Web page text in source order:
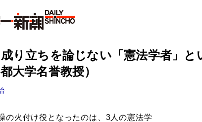
り立ちを論じない「憲法学者」
大学名誉教授）
の火付け役となったのは、3人の憲法学